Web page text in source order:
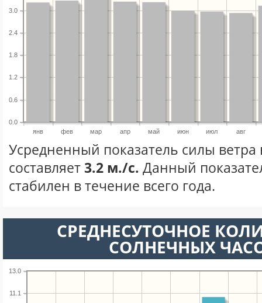
янв фев мар апр май июн июл авг
0.0
0.6
1.2
1.8
2.4
3.0
Усредненный показатель силы ветра
составляет3.2 м./с. Данный
стабилен в течение всего года.
СРЕДНЕСУТОЧНОЕ
СОЛНЕЧНЫХ
11.1
13.0